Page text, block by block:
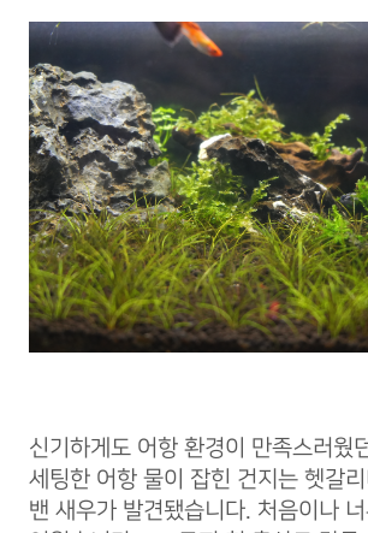
신기하게도 어항 환경이 만족스러웠
세팅한 어항 물이 잡힌 건지는 헷갈
밴 새우가 발견됐습니다. 처음이나